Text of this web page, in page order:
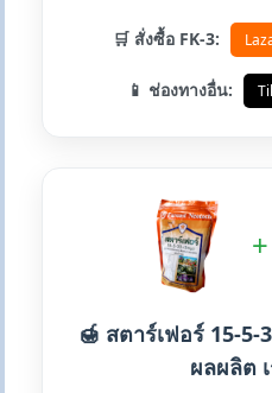
🛒 สั่งซื้อ FK-3:
📱 ช่องทางอื่น:
+
🍯 สตาร์เฟอร์ 15-5-
ผลผลิต